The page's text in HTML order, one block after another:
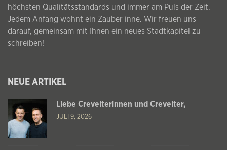
höchsten Qualitätsstandards und immer am Puls der Zeit.
Jedem Anfang wohnt ein Zauber inne. Wir freuen uns
darauf, gemeinsam mit Ihnen ein neues Stadtkapitel zu
schreiben!
NEUE ARTIKEL
Liebe Crevelterinnen und Crevelter,
JULI 9, 2026